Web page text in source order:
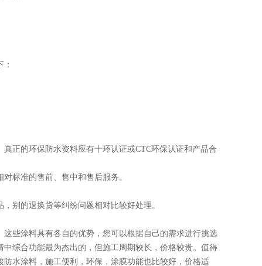
正的环保防水资料应有十环认证或CTC环保认证和产品合
标准的售前、售中和售后服务。
别的退换货等纠纷问题相对比较好处理。
些涂料具有各自的优势，您可以根据自己的需求进行挑选
综合功能最为杰出的，但施工周期较长，价格较贵。值得
水涂料，施工便利，环保，涂膜功能也比较好，价格适